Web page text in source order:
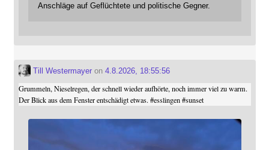
Anschläge auf Geflüchtete und politische Gegner.
Till Westermayeron 4.8.2026, 18:55:56
Grummeln, Nieselregen, der schnell wieder aufhörte, noch immer viel zu warm.
Der Blick aus dem Fenster entschädigt etwas. #esslingen #sunset